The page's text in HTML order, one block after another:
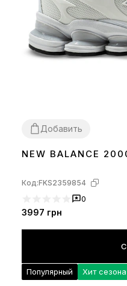
Добавить
4243 4445
NEW BALANCE
Код:FKS2359854
0
3997 грн
Популярный Хит сезона